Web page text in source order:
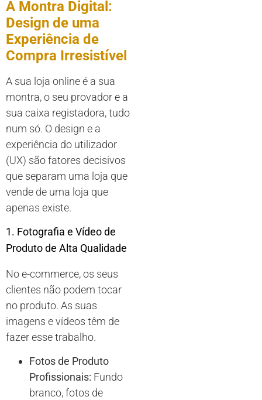
A Montra Digital:
Design de uma
Experiência de
Compra Irresistível
A sua loja online é a sua
montra, o seu provador e a
sua caixa registadora, tudo
num só. O design e a
experiência do utilizador
(UX) são fatores decisivos
que separam uma loja que
vende de uma loja que
apenas existe.
1. Fotografia e Vídeo de
Produto de Alta Qualidade
No e-commerce, os seus
clientes não podem tocar
no produto. As suas
imagens e vídeos têm de
fazer esse trabalho.
Fotos de Produto
Profissionais: Fundo
branco, fotos de